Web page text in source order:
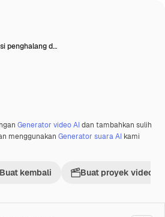
penghalang d…
AI Generator video AIdan tambahkan sulih
menggunakan Generator suara AIkami
Buat kembali Buat proyek video